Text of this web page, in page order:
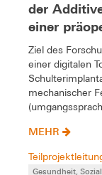
der
einer
Ziel des
einer digitalen
mechanischer
MEHR
Gesundheit,